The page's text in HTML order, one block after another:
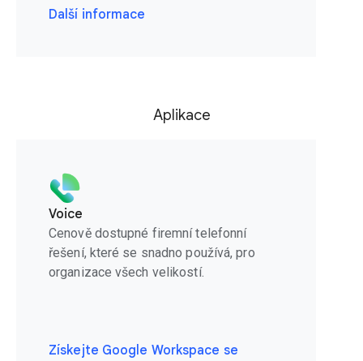
Další informace
Aplikace
Voice
Cenově dostupné firemní telefonní
řešení, které se snadno používá, pro
organizace všech velikostí.
Získejte Google Workspace se